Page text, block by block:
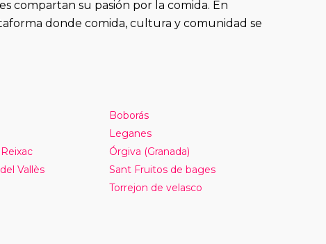
compartan su pasión por la comida. En
donde comida, cultura y comunidad se
Boborás
Leganes
Órgiva (Granada)
Vallès
Sant Fruitos de bages
Torrejon de velasco